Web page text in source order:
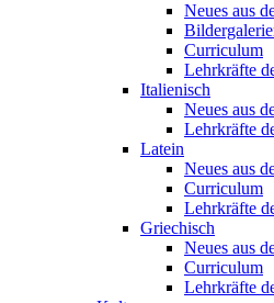
Neues aus
Curriculum
Lehrkräfte
Italienisch
Neues aus
Lehrkräfte
Latein
Neues aus
Curriculum
Lehrkräfte
Griechisch
Neues aus
Curriculum
Lehrkräfte